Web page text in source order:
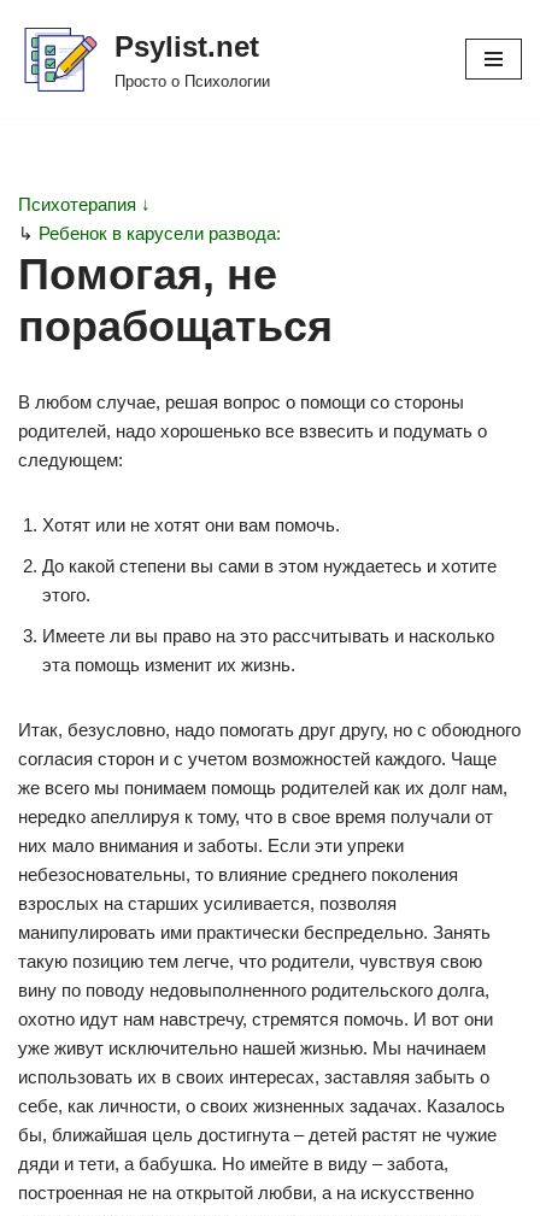
Перейти
Psylist.net
Просто о Психологии
Психотерапия ↓
↳ Ребенок в карусели развода:
Помогая, не
порабощаться
В любом случае, решая вопрос о помощи со стороны
родителей, надо хорошенько все взвесить и подумать о
следующем:
Хотят или не хотят они вам помочь.
До какой степени вы сами в этом нуждаетесь и хотите
этого.
Имеете ли вы право на это рассчитывать и насколько
эта помощь изменит их жизнь.
Итак, безусловно, надо помогать друг другу, но с обоюдного
согласия сторон и с учетом возможностей каждого. Чаще
же всего мы понимаем помощь родителей как их долг нам,
нередко апеллируя к тому, что в свое время получали от
них мало внимания и заботы. Если эти упреки
небезосновательны, то влияние среднего поколения
взрослых на старших усиливается, позволяя
манипулировать ими практически беспредельно. Занять
такую позицию тем легче, что родители, чувствуя свою
вину по поводу недовыполненного родительского долга,
охотно идут нам навстречу, стремятся помочь. И вот они
уже живут исключительно нашей жизнью. Мы начинаем
использовать их в своих интересах, заставляя забыть о
себе, как личности, о своих жизненных задачах. Казалось
бы, ближайшая цель достигнута – детей растят не чужие
дяди и тети, а бабушка. Но имейте в виду – забота,
построенная не на открытой любви, а на искусственно